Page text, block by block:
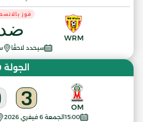
سيحدد لاحقًا
WRM
فوز
الجولة 19
15:00الجمعة 6 فيفري 2026
OM
3